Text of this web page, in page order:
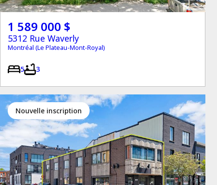
1 589 000 $
5312 Rue Waverly
Montréal (Le Plateau-Mont-Royal)
5 3
Nouvelle inscription